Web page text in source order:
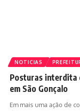
NOTICIAS
Posturas interdita
em São Gonçalo
Em mais uma ação de